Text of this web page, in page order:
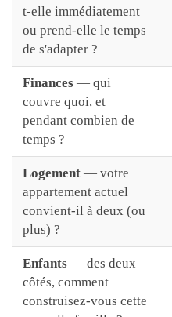
t-elle immédiatement
ou prend-elle le temps
de s'adapter ?
Finances — qui
couvre quoi, et
pendant combien de
temps ?
Logement — votre
appartement actuel
convient-il à deux (ou
plus) ?
Enfants — des deux
côtés, comment
construisez-vous cette